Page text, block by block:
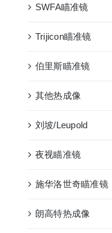
SWFA瞄准镜
Trijicon瞄准镜
伯里斯瞄准镜
其他热成像
刘坡/Leupold
夜视瞄准镜
施华洛世奇瞄准镜
朗高特热成像